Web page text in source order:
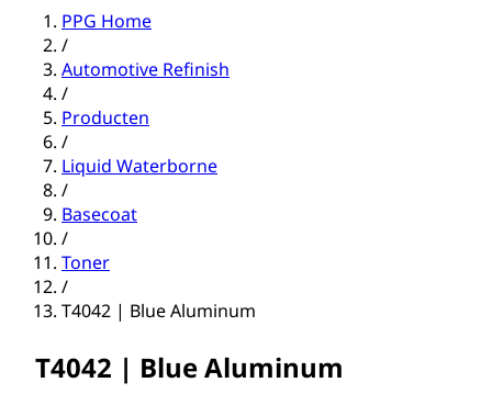
PPG Home
/
Automotive Refinish
/
Producten
/
Liquid Waterborne
/
Basecoat
/
Toner
/
T4042 | Blue Aluminum
T4042 | Blue Aluminum